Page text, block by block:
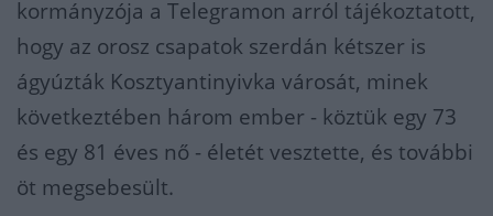
kormányzója a Telegramon arról tájékoztatott,
hogy az orosz csapatok szerdán kétszer is
ágyúzták Kosztyantinyivka városát, minek
következtében három ember - köztük egy 73
és egy 81 éves nő - életét vesztette, és további
öt megsebesült.